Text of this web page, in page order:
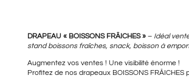
PRIX
DRAPEAU « BOISSONS FRÂICHES » – Idéal
stand boissons fraîches, snack, boisson à
Augmentez vos ventes ! Une visibilité énorme !
Profitez de nos drapeaux BOISSONS FRÂICHES